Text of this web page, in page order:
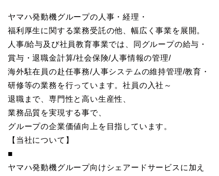
ヤマハ発動機グループの人事・経理・
福利厚生に関する業務受託の他、幅広く事業を展開。
人事/給与及び社員教育事業では、同グループの給与・
賞与・退職金計算/社会保険/人事情報の管理/
海外駐在員の赴任事務/人事システムの維持管理/教育・
研修等の業務を行っています。社員の入社～
退職まで、専門性と高い生産性、
業務品質を実現する事で、
グループの企業価値向上を目指しています。
【当社について】
■
ヤマハ発動機グループ向けシェアードサービスに加え